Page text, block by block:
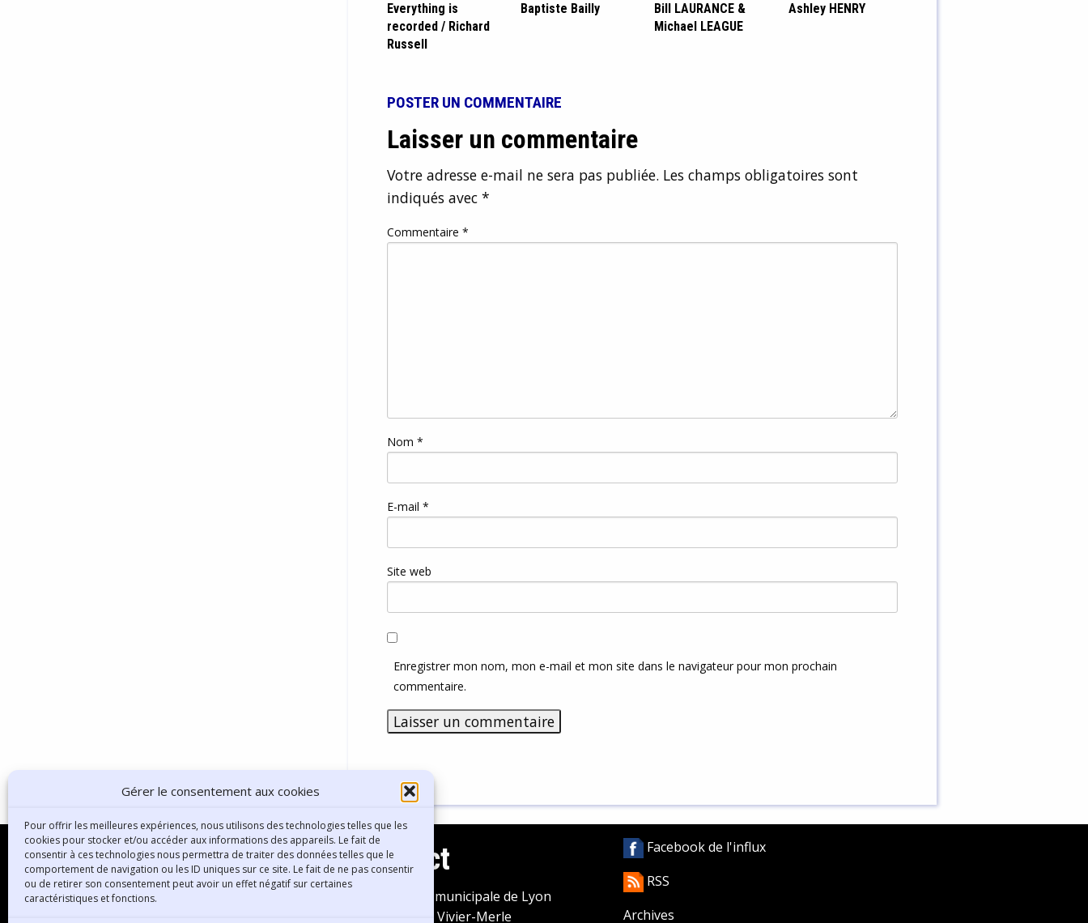
Gérer le consentement aux cookies
Pour offrir les meilleures expériences, nous utilisons des technologies telles que les
cookies pour stocker et/ou accéder aux informations des appareils. Le fait de
consentir à ces technologies nous permettra de traiter des données telles que le
comportement de navigation ou les ID uniques sur ce site. Le fait de ne pas consentir
ou de retirer son consentement peut avoir un effet négatif sur certaines
caractéristiques et fonctions.
Everything is
recorded / Richard
Russell
Baptiste Bailly
Bill LAURANCE &
Michael LEAGUE
Ashley HENRY
POSTER UN COMMENTAIRE
Laisser un commentaire
Votre adresse e-mail ne sera pas publiée. Les champs obligatoires sont
indiqués avec *
Commentaire *
Nom *
E-mail *
Site web
Enregistrer mon nom, mon e-mail et mon site dans le navigateur pour mon prochain
commentaire.
Contact
Bibliothèque municipale de Lyon
30 Boulevard Vivier-Merle
Facebook de l'influx
RSS
Archives